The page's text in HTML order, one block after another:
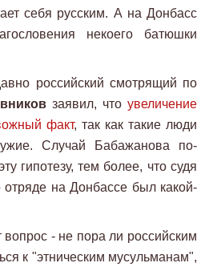
себя русским. А на Донбасс
некоего батюшки
российский смотрящий по
заявил, что увеличение
факт, так как такие люди
Случай Бабажанова по-
гипотезу, тем более, что судя
отряде на Донбассе был какой-
вопрос - не пора ли российским
к "этническим мусульманам",